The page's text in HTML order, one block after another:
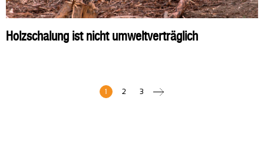
Holzschalung ist nicht umweltverträglich
1 2 3